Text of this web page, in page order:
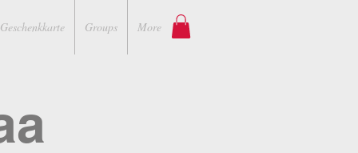
Geschenkkarte Groups More